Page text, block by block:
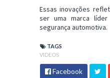
Essas inovações
ser uma marca
segurança automotiva.
TAGS
VIDEOS
Facebook